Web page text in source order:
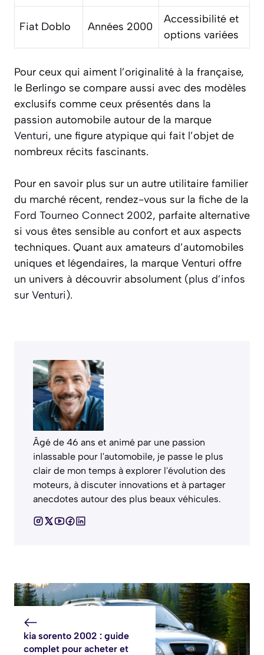
Fiat Doblo Années 2000
Accessibilité et
options variées
Pour ceux qui aiment l’originalité à la française,
le Berlingo se compare aussi avec des modèles
exclusifs comme ceux présentés dans la
passion automobile autour de la marque
Venturi, une figure atypique qui fait l’objet de
nombreux récits fascinants.
Pour en savoir plus sur un autre utilitaire familier
du marché récent, rendez-vous sur la fiche de la
Ford Tourneo Connect 2002, parfaite alternative
si vous êtes sensible au confort et aux aspects
techniques. Quant aux amateurs d’automobiles
uniques et légendaires, la marque Venturi offre
un univers à découvrir absolument (plus d’infos
sur Venturi).
Âgé de 46 ans et animé par une passion
inlassable pour l'automobile, je passe le plus
clair de mon temps à explorer l'évolution des
moteurs, à discuter innovations et à partager
anecdotes autour des plus beaux véhicules.
kia sorento 2002 : guide
complet pour acheter et